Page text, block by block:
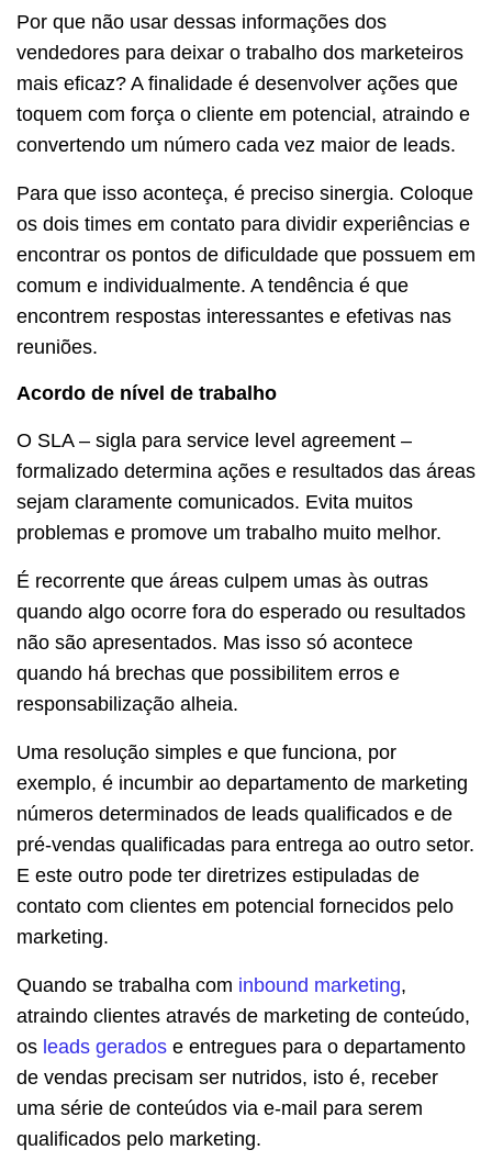
Por que não usar dessas informações dos
vendedores para deixar o trabalho dos marketeiros
mais eficaz? A finalidade é desenvolver ações que
toquem com força o cliente em potencial, atraindo e
convertendo um número cada vez maior de leads.
Para que isso aconteça, é preciso sinergia. Coloque
os dois times em contato para dividir experiências e
encontrar os pontos de dificuldade que possuem em
comum e individualmente. A tendência é que
encontrem respostas interessantes e efetivas nas
reuniões.
Acordo de nível de trabalho
O SLA – sigla para service level agreement –
formalizado determina ações e resultados das áreas
sejam claramente comunicados. Evita muitos
problemas e promove um trabalho muito melhor.
É recorrente que áreas culpem umas às outras
quando algo ocorre fora do esperado ou resultados
não são apresentados. Mas isso só acontece
quando há brechas que possibilitem erros e
responsabilização alheia.
Uma resolução simples e que funciona, por
exemplo, é incumbir ao departamento de marketing
números determinados de leads qualificados e de
pré-vendas qualificadas para entrega ao outro setor.
E este outro pode ter diretrizes estipuladas de
contato com clientes em potencial fornecidos pelo
marketing.
Quando se trabalha com inbound marketing,
atraindo clientes através de marketing de conteúdo,
os leads gerados e entregues para o departamento
de vendas precisam ser nutridos, isto é, receber
uma série de conteúdos via e-mail para serem
qualificados pelo marketing.